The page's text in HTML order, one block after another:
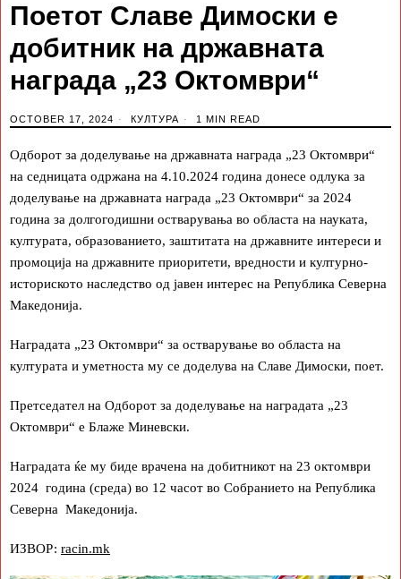
Поетот Славе Димоски е
добитник на државната
награда „23 Октомври“
OCTOBER 17, 2024 КУЛТУРА 1 MIN READ
Одборот за доделување на државната награда „23 Октомври“
на седницата одржана на 4.10.2024 година донесе одлука за
доделување на државната награда „23 Октомври“ за 2024
година за долгогодишни остварувања во областа на науката,
културата, образованието, заштитата на државните интереси и
промоција на државните приоритети, вредности и културно-
историското наследство од јавен интерес на Република Северна
Македонија.
Наградата „23 Октомври“ за остварување во областа на
културата и уметноста му се доделува на Славе Димоски, поет.
Претседател на Одборот за доделување на наградата „23
Октомври“ е Блаже Миневски.
Наградата ќе му биде врачена на добитникот на 23 октомври
2024 година (среда) во 12 часот во Собранието на Република
Северна Македонија.
ИЗВОР: racin.mk